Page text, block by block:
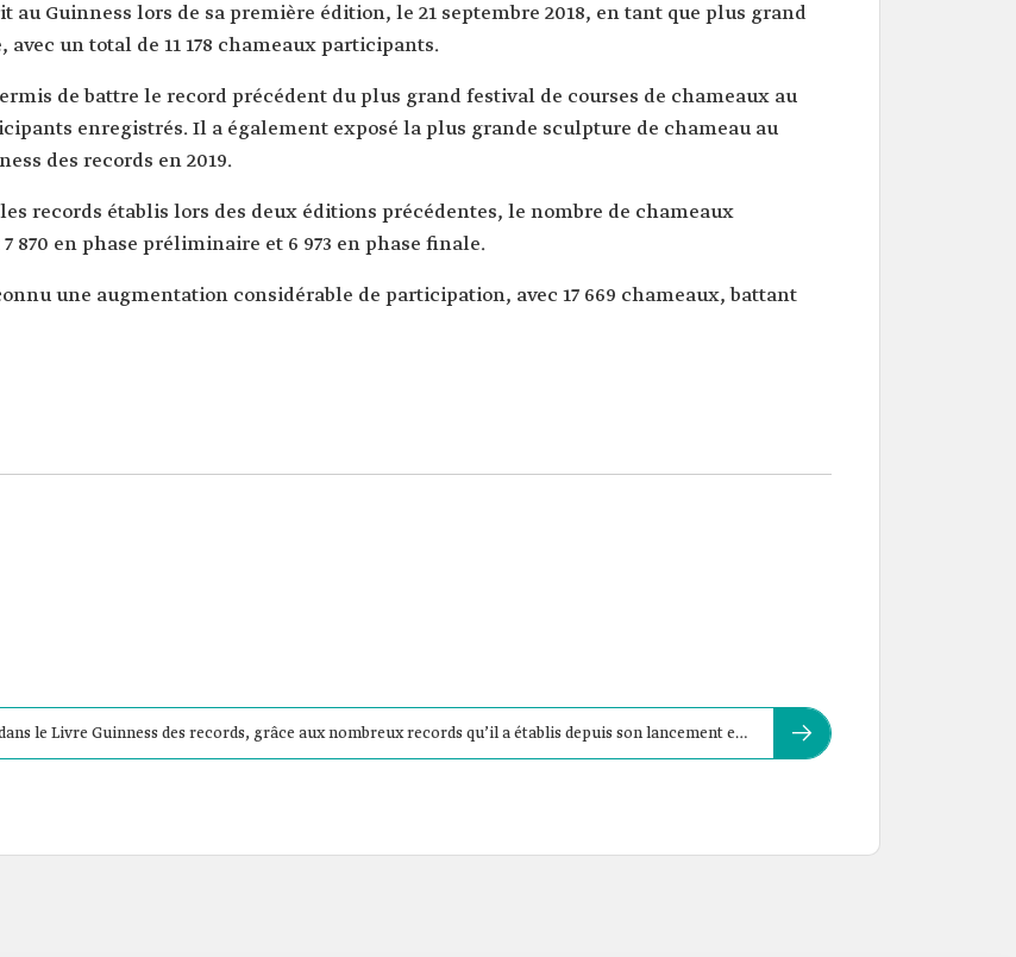
Guinness lors de sa première édition, le 21 septembre 2018, en tant que plus grand
un total de 11 178 chameaux participants.
de battre le record précédent du plus grand festival de courses de chameaux au
enregistrés. Il a également exposé la plus grande sculpture de chameau au
des records en 2019.
records établis lors des deux éditions précédentes, le nombre de chameaux
870 en phase préliminaire et 6 973 en phase finale.
une augmentation considérable de participation, avec 17 669 chameaux, battant
le Livre Guinness des records, grâce aux nombreux records qu’il a établis depuis son lancement en